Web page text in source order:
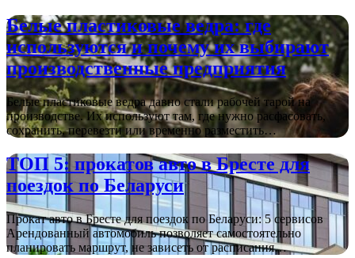
Белые пластиковые ведра: где
используются и почему их выбирают
производственные предприятия
Белые пластиковые ведра давно стали рабочей тарой на
производстве. Их используют там, где нужно расфасовать,
сохранить, перевезти или временно разместить…
ТОП 5: прокатов авто в Бресте для
поездок по Беларуси
Прокат авто в Бресте для поездок по Беларуси: 5 сервисов
Арендованный автомобиль позволяет самостоятельно
планировать маршрут, не зависеть от расписания…